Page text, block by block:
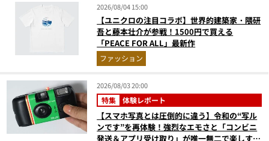
2026/08/04 15:00
【ユニクロの注目コラボ】世界的建築家・隈研
吾と藤本壮介が参戦！1500円で買える
「PEACE FOR ALL」最新作
ファッション
2026/08/03 20:00
特集 体験レポート
【スマホ写真とは圧倒的に違う】令和の“写ル
ンです”を再体験！強烈なエモさと「コンビニ
発送＆アプリ受け取り」が唯一無二で楽しすぎ